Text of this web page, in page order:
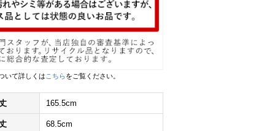
いて詳しくは こちらをご覧ください。
165.5cm
68.5cm